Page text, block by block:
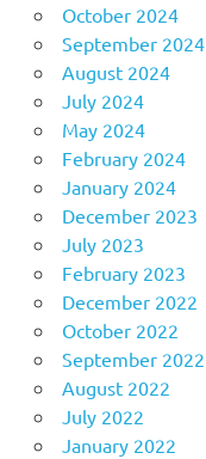
October 2024
September 2024
August 2024
July 2024
May 2024
February 2024
January 2024
December 2023
July 2023
February 2023
December 2022
October 2022
September 2022
August 2022
July 2022
January 2022